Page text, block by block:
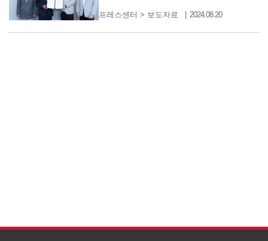
프레스센터 > 보도자료 2024.08.20